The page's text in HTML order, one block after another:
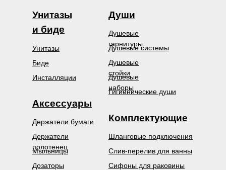
Души
Душевые
гарнитуры
Душевые системы
Гигиенические души
Аксессуары
Держатели бумаги
Держатели
полотенец
Мыльницы
Комплектующие
Шланговые подключения
Слив-перелив для ванны
Сифоны для раковины
Душевые
стойки
Душевые
наборы
Дозаторы
Инсталляции
Биде
Унитазы
Унитазы
и биде